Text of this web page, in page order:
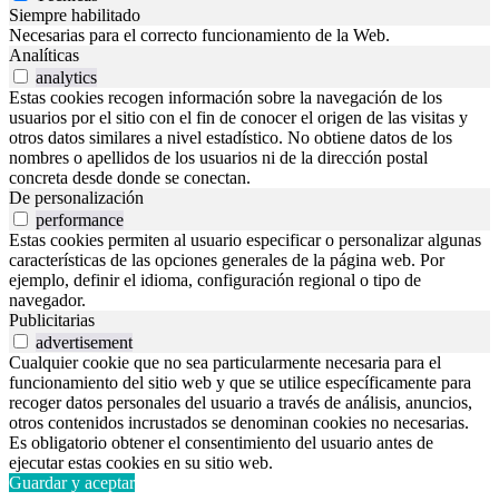
Siempre habilitado
Necesarias para el correcto funcionamiento de la Web.
Analíticas
analytics
Estas cookies recogen información sobre la navegación de los
usuarios por el sitio con el fin de conocer el origen de las visitas y
otros datos similares a nivel estadístico. No obtiene datos de los
nombres o apellidos de los usuarios ni de la dirección postal
concreta desde donde se conectan.
De personalización
performance
Estas cookies permiten al usuario especificar o personalizar algunas
características de las opciones generales de la página web. Por
ejemplo, definir el idioma, configuración regional o tipo de
navegador.
Publicitarias
advertisement
Cualquier cookie que no sea particularmente necesaria para el
funcionamiento del sitio web y que se utilice específicamente para
recoger datos personales del usuario a través de análisis, anuncios,
otros contenidos incrustados se denominan cookies no necesarias.
Es obligatorio obtener el consentimiento del usuario antes de
ejecutar estas cookies en su sitio web.
Guardar y aceptar